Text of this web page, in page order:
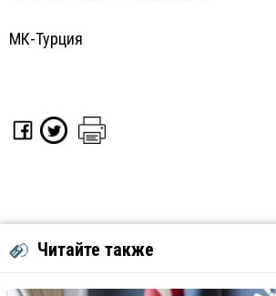
МК-Турция
Читайте также